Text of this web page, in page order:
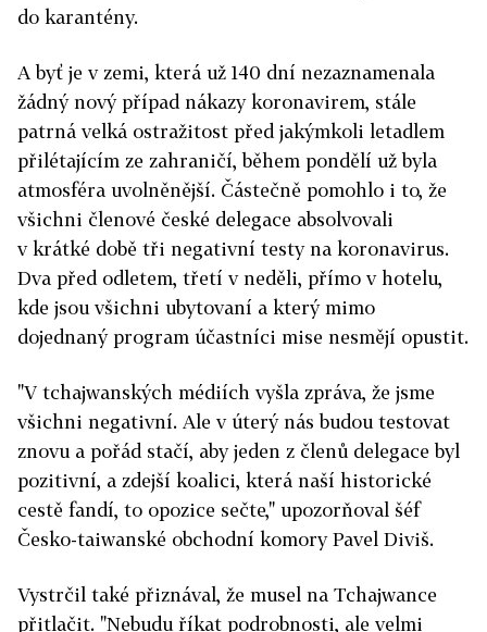
do karantény.
A byť je v zemi, která už 140 dní nezaznamenala
žádný nový případ nákazy koronavirem, stále
patrná velká ostražitost před jakýmkoli letadlem
přilétajícím ze zahraničí, během pondělí už byla
atmosféra uvolněnější. Částečně pomohlo i to, že
všichni členové české delegace absolvovali
v krátké době tři negativní testy na koronavirus.
Dva před odletem, třetí v neděli, přímo v hotelu,
kde jsou všichni ubytovaní a který mimo
dojednaný program účastníci mise nesmějí opustit.
"V tchajwanských médiích vyšla zpráva, že jsme
všichni negativní. Ale v úterý nás budou testovat
znovu a pořád stačí, aby jeden z členů delegace byl
pozitivní, a zdejší koalici, která naší historické
cestě fandí, to opozice sečte," upozorňoval šéf
Česko-taiwanské obchodní komory Pavel Diviš.
Vystrčil také přiznával, že musel na Tchajwance
přitlačit. "Nebudu říkat podrobnosti, ale velmi